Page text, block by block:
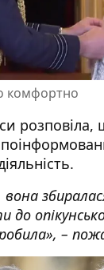
комфортно
розповіла,
.
вона
до
–